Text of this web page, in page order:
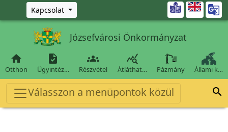
Ugrás a fő tartalomra
Kapcsolat 
Józsefvárosi Önkormányzat

Otthon

Ügyintéz…

Részvétel

Átláthat… Pázmány Állami k…
Válasszon a menüpontok közül 